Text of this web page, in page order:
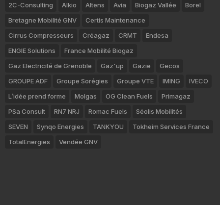
2C-Consulting Alkio Altens Avia Biogaz Vallée
Borel
Bretagne Mobilité GNV
Certis Maintenance
Cirrus Compresseurs
Créagaz CRMT
Endesa
ENGIE Solutions
France Mobilité Biogaz
Gaz Electricité de Grenoble
Gaz'up Gazie
Gecos
GROUPE ADF
Groupe Sorégies Groupe VTE IMING
IVECO
L’idée prend forme
Molgas OG Clean Fuels
Primagaz
PSa Consult
RN7 NRJ Romac Fuels
Séolis Mobilités
SEVEN
Synqo Energies TANKYOU
Tokheim Services France
TotalEnergies
Vendée GNV